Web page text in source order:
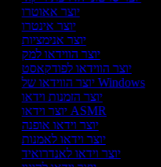
יוצר אאוטרו
יוצר אינטרו
יוצר אנימציות
יוצר הווידאו למק
יוצר הווידאו לפודקאסט
יוצר הווידאו של Windows
יוצר הזמנות וידאו
יוצר וידאו ASMR
יוצר וידאו אופנה
יוצר וידאו לאמנות
יוצר וידאו לאנדרואיד